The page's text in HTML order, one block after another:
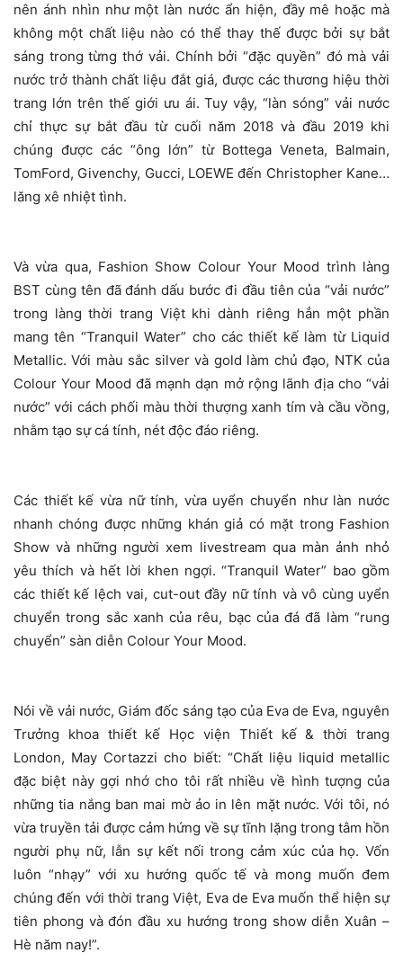
nên ánh nhìn như một làn nước ẩn hiện, đầy mê hoặc mà
không một chất liệu nào có thể thay thế được bởi sự bắt
sáng trong từng thớ vải. Chính bởi “đặc quyền” đó mà vải
nước trở thành chất liệu đắt giá, được các thương hiệu thời
trang lớn trên thế giới ưu ái. Tuy vậy, “làn sóng” vải nước
chỉ thực sự bắt đầu từ cuối năm 2018 và đầu 2019 khi
chúng được các “ông lớn” từ Bottega Veneta, Balmain,
TomFord, Givenchy, Gucci, LOEWE đến Christopher Kane…
lăng xê nhiệt tình.
Và vừa qua, Fashion Show Colour Your Mood trình làng
BST cùng tên đã đánh dấu bước đi đầu tiên của “vải nước”
trong làng thời trang Việt khi dành riêng hẳn một phần
mang tên “Tranquil Water” cho các thiết kế làm từ Liquid
Metallic. Với màu sắc silver và gold làm chủ đạo, NTK của
Colour Your Mood đã mạnh dạn mở rộng lãnh địa cho “vải
nước” với cách phối màu thời thượng xanh tím và cầu vồng,
nhằm tạo sự cá tính, nét độc đáo riêng.
Các thiết kế vừa nữ tính, vừa uyển chuyển như làn nước
nhanh chóng được những khán giả có mặt trong Fashion
Show và những người xem livestream qua màn ảnh nhỏ
yêu thích và hết lời khen ngợi. “Tranquil Water” bao gồm
các thiết kế lệch vai, cut-out đầy nữ tính và vô cùng uyển
chuyển trong sắc xanh của rêu, bạc của đá đã làm “rung
chuyển” sàn diễn Colour Your Mood.
Nói về vải nước, Giám đốc sáng tạo của Eva de Eva, nguyên
Trưởng khoa thiết kế Học viện Thiết kế & thời trang
London, May Cortazzi cho biết: “Chất liệu liquid metallic
đặc biệt này gợi nhớ cho tôi rất nhiều về hình tượng của
những tia nắng ban mai mờ ảo in lên mặt nước. Với tôi, nó
vừa truyền tải được cảm hứng về sự tĩnh lặng trong tâm hồn
người phụ nữ, lẫn sự kết nối trong cảm xúc của họ. Vốn
luôn “nhạy” với xu hướng quốc tế và mong muốn đem
chúng đến với thời trang Việt, Eva de Eva muốn thể hiện sự
tiên phong và đón đầu xu hướng trong show diễn Xuân –
Hè năm nay!”.